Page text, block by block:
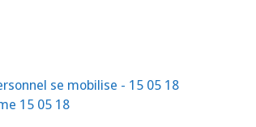
se mobilise - 15 05 18
15 05 18